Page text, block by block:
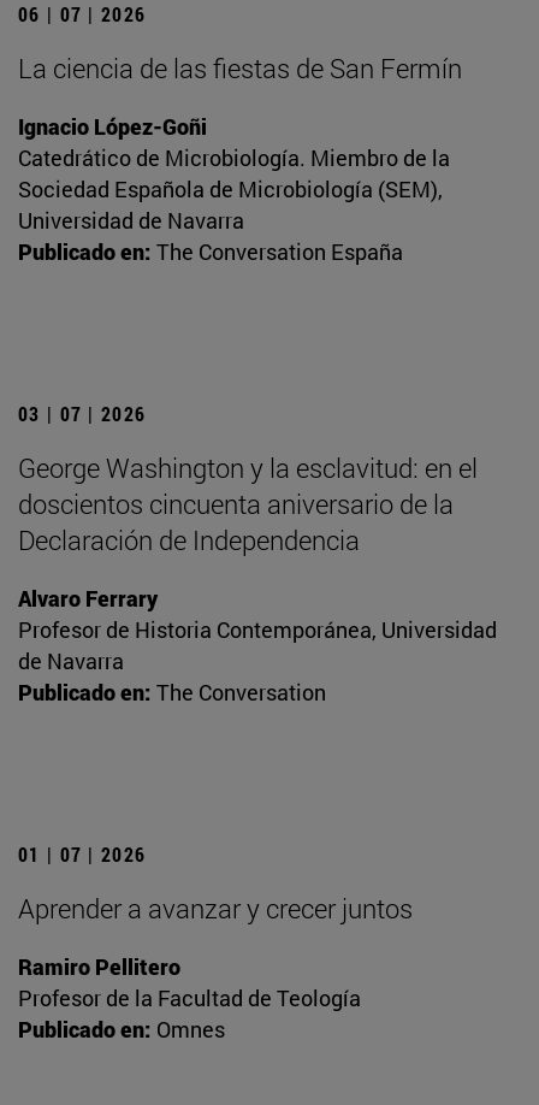
06 | 07 | 2026
La ciencia de las fiestas de San Fermín
Ignacio López-Goñi
Catedrático de Microbiología. Miembro de la
Sociedad Española de Microbiología (SEM),
Universidad de Navarra
Publicado en: The Conversation España
03 | 07 | 2026
George Washington y la esclavitud: en el
doscientos cincuenta aniversario de la
Declaración de Independencia
Alvaro Ferrary
Profesor de Historia Contemporánea, Universidad
de Navarra
Publicado en: The Conversation
01 | 07 | 2026
Aprender a avanzar y crecer juntos
Ramiro Pellitero
Profesor de la Facultad de Teología
Publicado en: Omnes